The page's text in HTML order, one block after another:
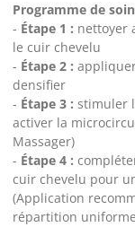
Programme de soin
- Étape 1 : nettoyer
le cuir chevelu
- Étape 2 :
densifier
- Étape 3 : stimuler
activer la
Massager)
- Étape 4 :
cuir chevelu pour
(Application
répartition